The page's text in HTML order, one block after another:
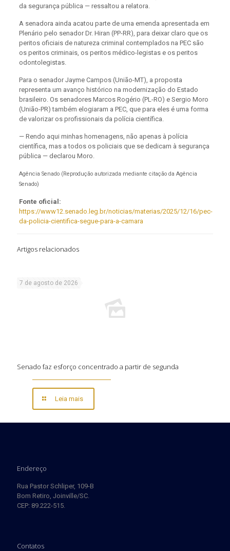
da segurança pública — ressaltou a relatora.
A senadora ainda acatou parte de uma emenda apresentada em
Plenário pelo senador Dr. Hiran (PP-RR), para deixar claro que os
peritos oficiais de natureza criminal contemplados na PEC são
os peritos criminais, os peritos médico-legistas e os peritos
odontolegistas.
Para o senador Jayme Campos (União-MT), a proposta
representa um avanço histórico na modernização do Estado
brasileiro. Os senadores Marcos Rogério (PL-RO) e Sergio Moro
(União-PR) também elogiaram a PEC, que para eles é uma forma
de valorizar os profissionais da polícia científica.
— Rendo aqui minhas homenagens, não apenas à polícia
científica, mas a todos os policiais que se dedicam à segurança
pública — declarou Moro.
Agência Senado (Reprodução autorizada mediante citação da Agência
Senado)
Fonte oficial:
https://www12.senado.leg.br/noticias/materias/2025/12/16/pec-
da-policia-cientifica-segue-para-a-camara
Artigos relacionados
7 de agosto de 2026
Senado faz esforço concentrado a partir de segunda
Leia mais
Endereço
Rua Pastor Schliper, 109-B
Bom Retiro, Joinville/SC.
CEP: 89.222-515.
Contatos